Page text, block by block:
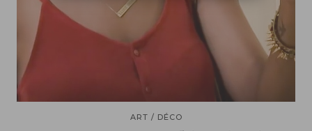
ART / DÉCO